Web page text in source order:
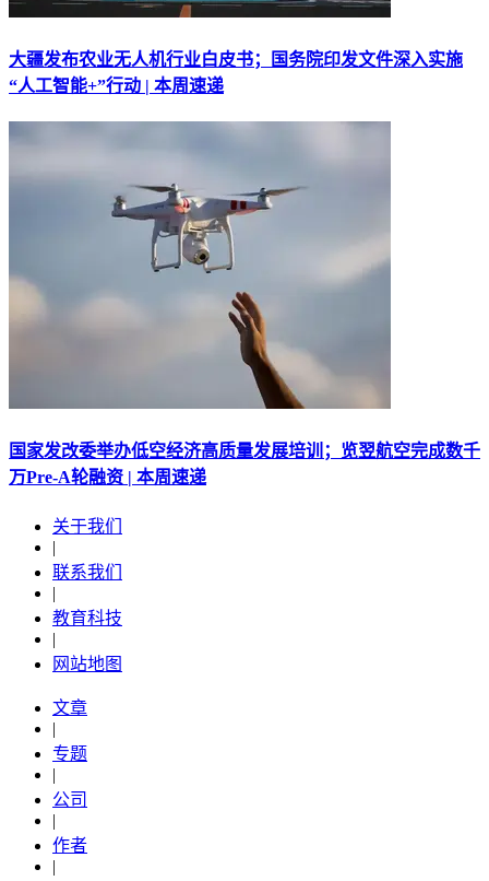
大疆发布农业无人机行业白皮书；国务院印发文件深入实施
“人工智能+”行动 | 本周速递
国家发改委举办低空经济高质量发展培训；览翌航空完成数千
万Pre-A轮融资 | 本周速递
关于我们
|
联系我们
|
教育科技
|
网站地图
文章
|
专题
|
公司
|
作者
|